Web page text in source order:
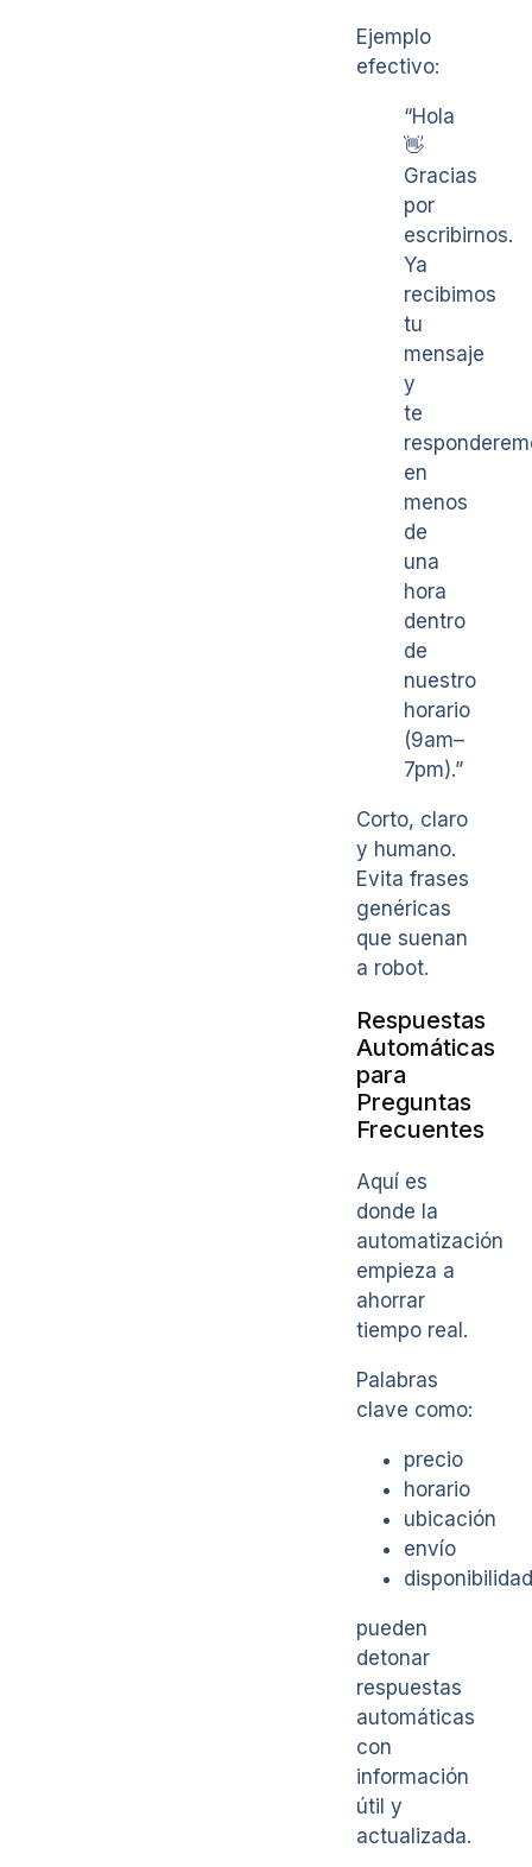
Ejemplo
efectivo:
“Hola
👋
Gracias
por
escribirnos.
Ya
recibimos
tu
mensaje
y
te
en
menos
de
una
hora
dentro
de
nuestro
horario
(9am–
7pm).”
Corto, claro
y humano.
Evita frases
genéricas
que suenan
a robot.
Respuestas
Automáticas
para
Preguntas
Frecuentes
Aquí es
donde la
automatización
empieza a
ahorrar
tiempo real.
Palabras
clave como:
precio
horario
ubicación
envío
disponibilidad
pueden
detonar
respuestas
automáticas
con
información
útil y
actualizada.